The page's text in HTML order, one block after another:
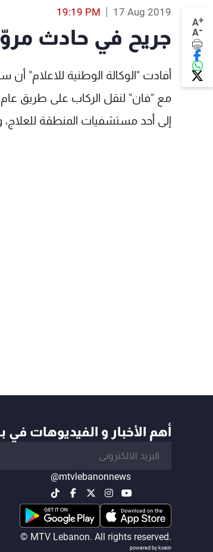
A+
A-
17 Aug 2019
19:19 PM
جريح في حادث
أفادت "الوكالة الوطنية للاعلام"
مع "فان" لنقل الركاب على طريق عام
إلى أحد مستشفيات المنطقة
أهم الأخبار و الفيديوهات في
@mtvlebanonnews
© MTV Lebanon. All rights reserved.
powered by koein